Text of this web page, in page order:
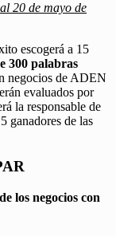
20 de mayo de
escogerá a 15
300 palabras
negocios de ADEN
evaluados por
la responsable de
ganadores de las
los negocios con